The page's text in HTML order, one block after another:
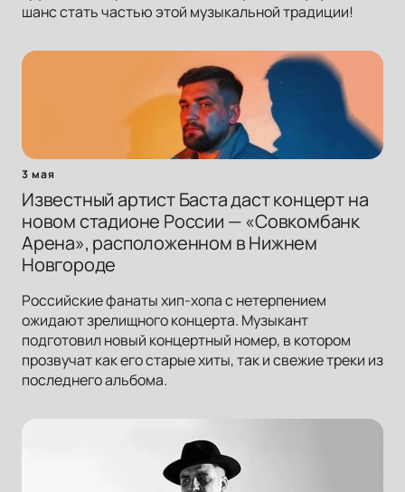
шанс стать частью этой музыкальной традиции!
3 мая
Известный артист Баста даст концерт на
новом стадионе России — «Совкомбанк
Арена», расположенном в Нижнем
Новгороде
Российские фанаты хип-хопа с нетерпением
ожидают зрелищного концерта. Музыкант
подготовил новый концертный номер, в котором
прозвучат как его старые хиты, так и свежие треки из
последнего альбома.